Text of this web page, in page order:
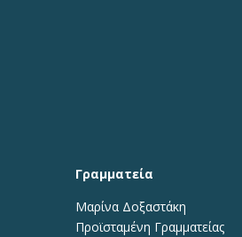
Γραμματεία
Μαρίνα Δοξαστάκη
Προϊσταμένη Γραμματείας